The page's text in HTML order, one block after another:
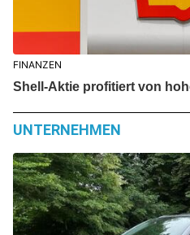
FINANZEN
Shell-Aktie profitiert von
UNTERNEHMEN